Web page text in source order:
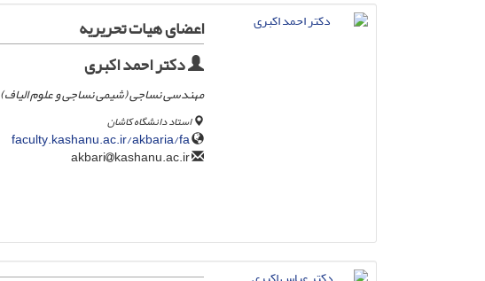
اعضای هیات تحریریه
دکتر احمد اکبری
مهندسی نساجی (شیمی نساجی و علوم الیاف)
استاد دانشگاه کاشان
faculty.kashanu.ac.ir/akbaria/fa
kashanu.ac.ir